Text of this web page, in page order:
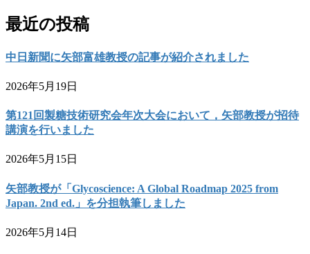
最近の投稿
中日新聞に矢部富雄教授の記事が紹介されました
2026年5月19日
第121回製糖技術研究会年次大会において，矢部教授が招待
講演を行いました
2026年5月15日
矢部教授が「Glycoscience: A Global Roadmap 2025 from
Japan. 2nd ed.」を分担執筆しました
2026年5月14日